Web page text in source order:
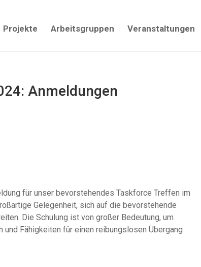
Projekte Arbeitsgruppen Veranstaltungen
Anmeldungen
für unser bevorstehendes Taskforce Treffen im
Gelegenheit, sich auf die bevorstehende
Die Schulung ist von großer Bedeutung, um
Fähigkeiten für einen reibungslosen Übergang